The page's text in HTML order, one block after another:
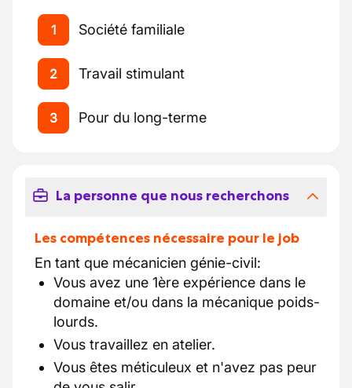
1 Société familiale
2 Travail stimulant
3 Pour du long-terme
La personne que nous recherchons
Les compétences nécessaire pour le job
En tant que mécanicien génie-civil:
Vous avez une 1ère expérience dans le
domaine et/ou dans la mécanique poids-
lourds.
Vous travaillez en atelier.
Vous êtes méticuleux et n'avez pas peur